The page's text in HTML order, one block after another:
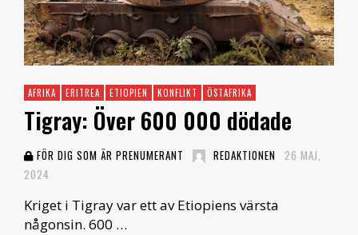
AFRIKA ERITREA ETIOPIEN KONFLIKT ÖSTAFRIKA
Tigray: Över 600 000 dödade
FÖR DIG SOM ÄR PRENUMERANT REDAKTIONEN
26 MAJ,
2024
Kriget i Tigray var ett av Etiopiens värsta
någonsin. 600 …